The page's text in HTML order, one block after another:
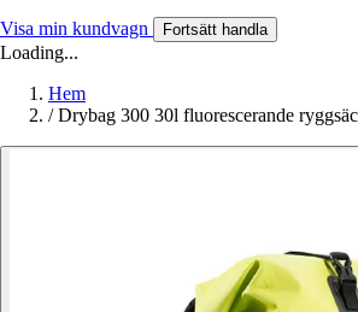
Visa min kundvagn Fortsätt handla
Loading...
Hem
/ Drybag 300 30l fluorescerande